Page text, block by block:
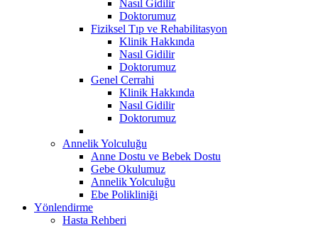
Nasıl Gidilir
Doktorumuz
Fiziksel Tıp ve Rehabilitasyon
Klinik Hakkında
Nasıl Gidilir
Doktorumuz
Genel Cerrahi
Klinik Hakkında
Nasıl Gidilir
Doktorumuz
Annelik Yolculuğu
Anne Dostu ve Bebek Dostu
Gebe Okulumuz
Annelik Yolculuğu
Ebe Polikliniği
Yönlendirme
Hasta Rehberi